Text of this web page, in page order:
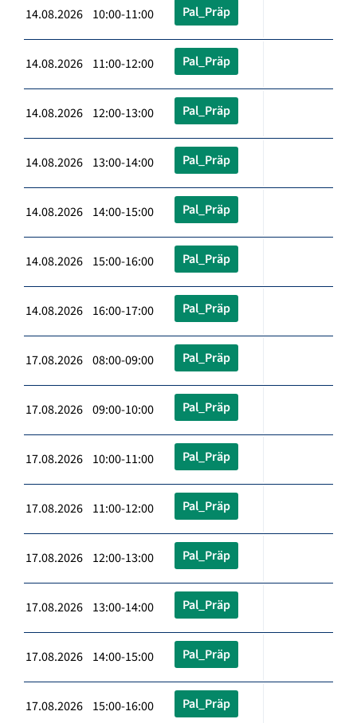
14.08.2026 10:00-11:00 Pal_Präp
14.08.2026 11:00-12:00 Pal_Präp
14.08.2026 12:00-13:00 Pal_Präp
14.08.2026 13:00-14:00 Pal_Präp
14.08.2026 14:00-15:00 Pal_Präp
14.08.2026 15:00-16:00 Pal_Präp
14.08.2026 16:00-17:00 Pal_Präp
17.08.2026 08:00-09:00 Pal_Präp
17.08.2026 09:00-10:00 Pal_Präp
17.08.2026 10:00-11:00 Pal_Präp
17.08.2026 11:00-12:00 Pal_Präp
17.08.2026 12:00-13:00 Pal_Präp
17.08.2026 13:00-14:00 Pal_Präp
17.08.2026 14:00-15:00 Pal_Präp
17.08.2026 15:00-16:00 Pal_Präp